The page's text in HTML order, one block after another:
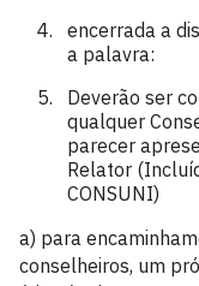
encerrada a
a palavra:
Deverão ser
qualquer
parecer
Relator
CONSUNI)
a) para
conselheiros, um